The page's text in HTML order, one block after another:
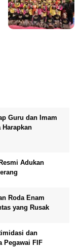
Guru dan Imam
Harapkan
Adukan
Roda Enam
yang Rusak
dan
Pegawai FIF